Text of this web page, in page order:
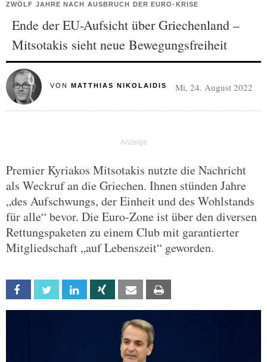
ZWÖLF JAHRE NACH AUSBRUCH DER EURO-KRISE
Ende der EU-Aufsicht über Griechenland –
Mitsotakis sieht neue Bewegungsfreiheit
VON MATTHIAS NIKOLAIDIS Mi, 24. August 2022
Premier Kyriakos Mitsotakis nutzte die Nachricht
als Weckruf an die Griechen. Ihnen stünden Jahre
„des Aufschwungs, der Einheit und des Wohlstands
für alle“ bevor. Die Euro-Zone ist über den diversen
Rettungspaketen zu einem Club mit garantierter
Mitgliedschaft „auf Lebenszeit“ geworden.
Facebook Twitter Linkedin Xing Email